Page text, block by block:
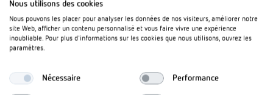
data sheet
Nous utilisons des cookies
Nous pouvons les placer pour analyser les données de nos visiteurs, améliorer notre
site Web, afficher un contenu personnalisé et vous faire vivre une expérience
inoubliable. Pour plus d'informations sur les cookies que nous utilisons, ouvrez les
paramètres.
Nécessaire Performance